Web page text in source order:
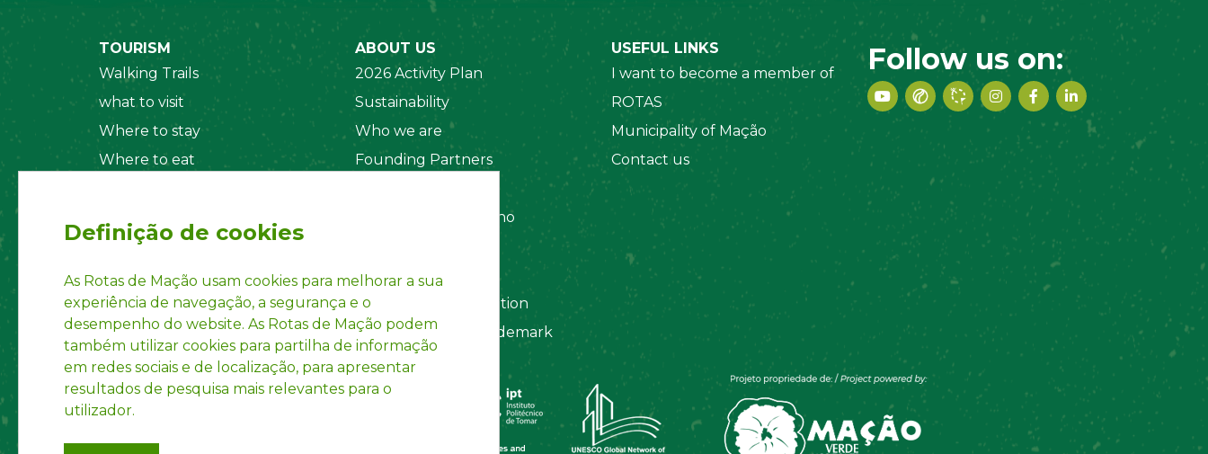
TOURISM
Walking Trails
what to visit
Where to stay
Where to eat
ABOUT US
2026 Activity Plan
Sustainability
Who we are
Founding Partners
Regulamento Interno
Privacy Policy
Accounting Information
INPI Registered Trademark
USEFUL LINKS
I want to become a member of
ROTAS
Municipality of Mação
Contact us
Follow us on:
Definição de cookies
As Rotas de Mação usam cookies para melhorar a sua
experiência de navegação, a segurança e o
desempenho do website. As Rotas de Mação podem
também utilizar cookies para partilha de informação
em redes sociais e de localização, para apresentar
resultados de pesquisa mais relevantes para o
utilizador.